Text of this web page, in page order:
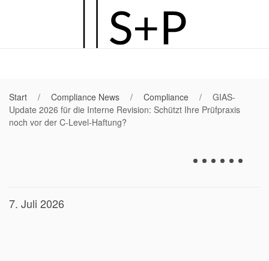
Start Compliance News Compliance
GIAS-
Update 2026 für die Interne Revision: Schützt Ihre Prüfpraxis
noch vor der C-Level-Haftung?
7. Juli 2026